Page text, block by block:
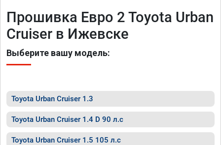
Прошивка Евро 2 Toyota Urban
Cruiser в Ижевске
Выберите вашу модель:
Toyota Urban Cruiser 1.3
Toyota Urban Cruiser 1.4 D 90 л.с
Toyota Urban Cruiser 1.5 105 л.с